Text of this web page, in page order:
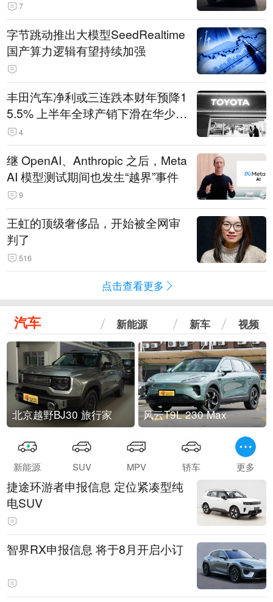
7
字节跳动推出大模型SeedRealtime
国产算力逻辑有望持续加强
丰田汽车净利或三连跌本财年预降1
5.5% 上半年全球产销下滑在华少卖
14.3万辆
4
继 OpenAI、Anthropic 之后，Meta
AI 模型测试期间也发生“越界”事件
9
王虹的顶级奢侈品，开始被全网审
判了
516
点击查看更多
汽车 新能源 新车 视频
北京越野BJ30 旅行家 风云T9L 230 Max
新能源 SUV MPV 轿车 更多
捷途环游者申报信息 定位紧凑型纯
电SUV
智界RX申报信息 将于8月开启小订